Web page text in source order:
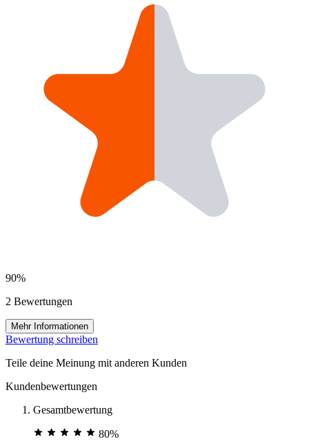
90%
2 Bewertungen
Mehr Informationen
Bewertung schreiben
Teile deine Meinung mit anderen Kunden
Kundenbewertungen
Gesamtbewertung
80%